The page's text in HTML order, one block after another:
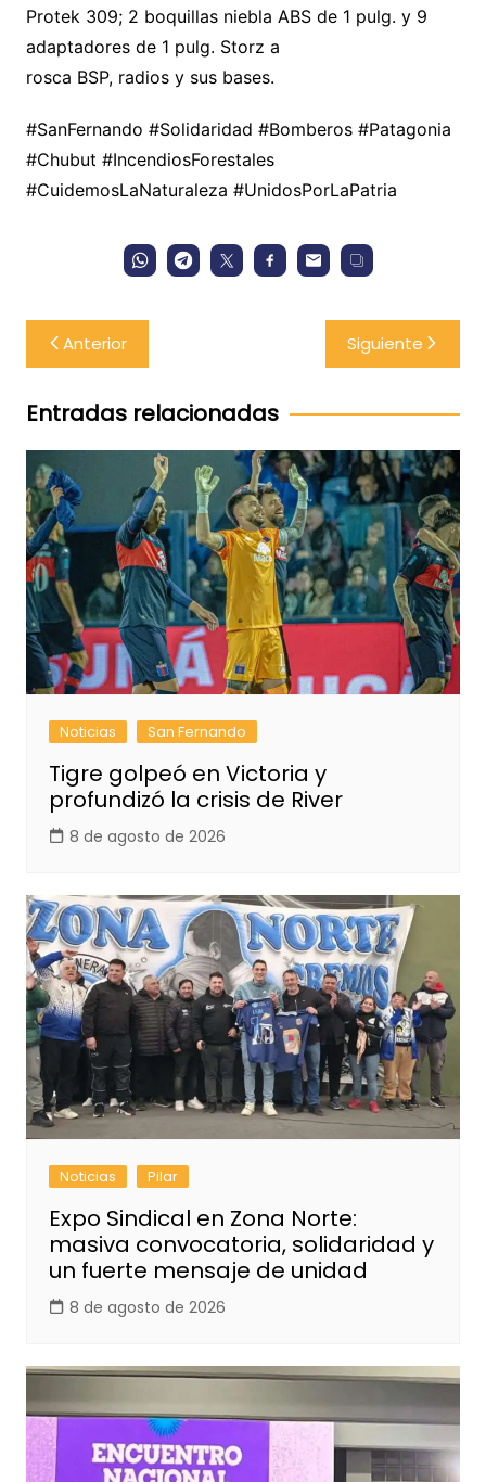
Protek 309; 2 boquillas niebla ABS de 1 pulg. y 9
adaptadores de 1 pulg. Storz a
rosca BSP, radios y sus bases.
#SanFernando #Solidaridad #Bomberos #Patagonia
#Chubut #IncendiosForestales
#CuidemosLaNaturaleza #UnidosPorLaPatria
Navegación
de
entradas
Anterior Siguiente
Entradas relacionadas
Noticias San Fernando
Tigre golpeó en Victoria y
profundizó la crisis de River
8 de agosto de 2026
Noticias Pilar
Expo Sindical en Zona Norte:
masiva convocatoria, solidaridad y
un fuerte mensaje de unidad
8 de agosto de 2026